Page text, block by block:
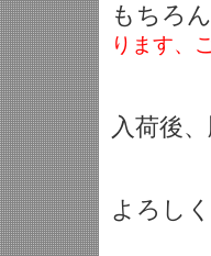
もちろ
ります、
入荷後
よろし